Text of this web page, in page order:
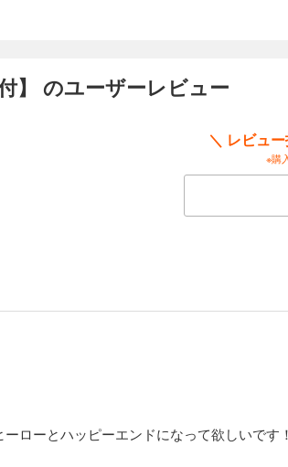
】 のユーザーレビュー
＼ レビュ
※購
ローとハッピーエンドになって欲しいです